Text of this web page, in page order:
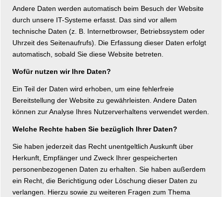
Andere Daten werden automatisch beim Besuch der Website
durch unsere IT-Systeme erfasst. Das sind vor allem
technische Daten (z. B. Internetbrowser, Betriebssystem oder
Uhrzeit des Seitenaufrufs). Die Erfassung dieser Daten erfolgt
automatisch, sobald Sie diese Website betreten.
Wofür nutzen wir Ihre Daten?
Ein Teil der Daten wird erhoben, um eine fehlerfreie
Bereitstellung der Website zu gewährleisten. Andere Daten
können zur Analyse Ihres Nutzerverhaltens verwendet werden.
Welche Rechte haben Sie bezüglich Ihrer Daten?
Sie haben jederzeit das Recht unentgeltlich Auskunft über
Herkunft, Empfänger und Zweck Ihrer gespeicherten
personenbezogenen Daten zu erhalten. Sie haben außerdem
ein Recht, die Berichtigung oder Löschung dieser Daten zu
verlangen. Hierzu sowie zu weiteren Fragen zum Thema